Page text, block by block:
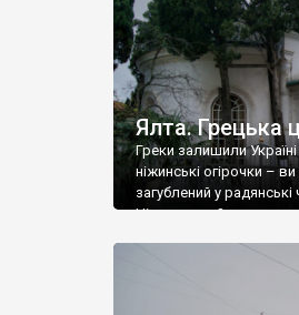
Ялта. Грецька
Греки залишили
ніжинські огірочки –
загублений у
Ніжин греки?